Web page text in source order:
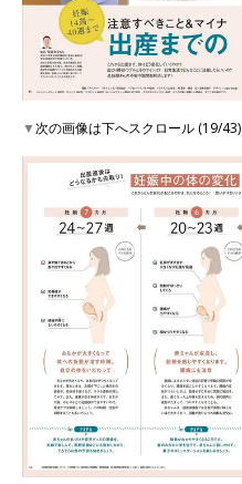
▼次の画像は下へスクロール (19/43)